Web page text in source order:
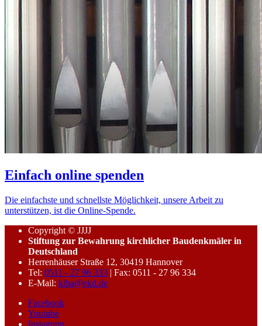
Einfach online spenden
Die einfachste und schnellste Möglichkeit, unsere Arbeit zu
unterstützen, ist die Online-Spende.
Copyright © JJJJ
Stiftung zur Bewahrung kirchlicher Baudenkmäler in
Deutschland
Herrenhäuser Straße 12, 30419 Hannover
Tel: 0511 - 27 96 333 | Fax: 0511 - 27 96 334
E-Mail: kiba@ekd.de
Facebook
Youtube
Instagram